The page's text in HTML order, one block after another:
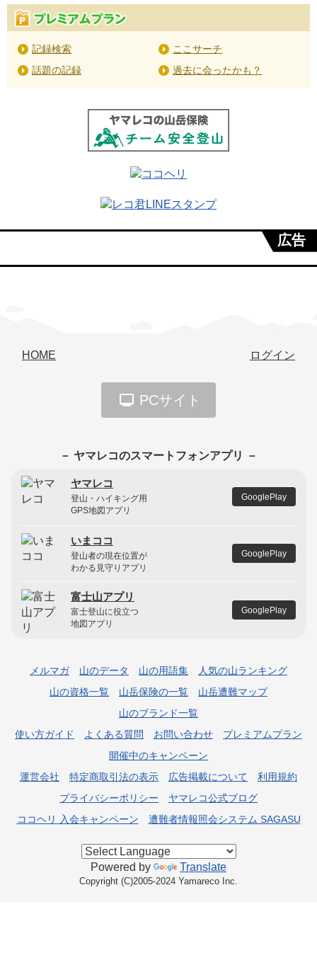
記録検索
ここサーチ
話題の記録
過去に会ったかも？
広告
HOME ログイン
PCサイト
－ ヤマレコのスマートフォンアプリ －
ヤマレコ
登山・ハイキング用
GPS地図アプリ
GooglePlay
いまココ
登山者の現在位置が
わかる見守りアプリ
GooglePlay
富士山アプリ
富士登山に役立つ
地図アプリ
GooglePlay
メルマガ 山のデータ 山の用語集
人気の山ランキング
山の資格一覧
山岳保険の一覧
山岳遭難マップ
山のブランド一覧
使い方ガイド
よくある質問 お問い合わせ
プレミアムプラン
開催中のキャンペーン
運営会社
特定商取引法の表示 広告掲載について
利用規約
プライバシーポリシー
ヤマレコ公式ブログ
ココヘリ 入会キャンペーン
遭難者情報照会システム SAGASU
Powered by Translate
Copyright (C)2005-2024 Yamareco Inc.